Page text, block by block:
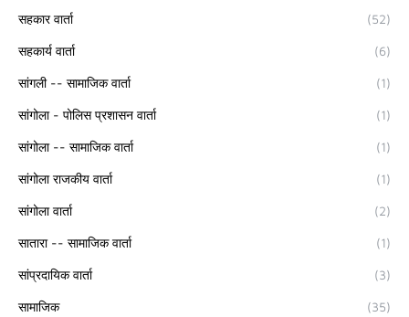
सहकार वार्ता (52)
सहकार्य वार्ता (6)
सांगली -- सामाजिक वार्ता (1)
सांगोला - पोलिस प्रशासन वार्ता (1)
सांगोला -- सामाजिक वार्ता (1)
सांगोला राजकीय वार्ता (1)
सांगोला वार्ता (2)
सातारा -- सामाजिक वार्ता (1)
सांप्रदायिक वार्ता (3)
सामाजिक (35)